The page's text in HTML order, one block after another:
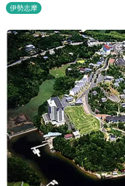
や真珠筏など、美しい景色が一望でき
名な榊原温泉の運び湯を使用した大浴
伊勢志摩